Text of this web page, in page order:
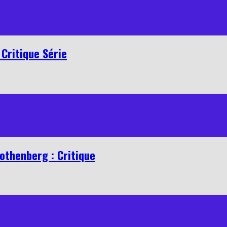
Série
: Critique